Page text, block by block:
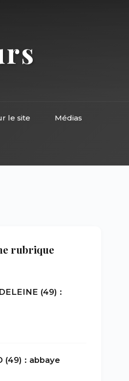
le site Médias
rubrique
(49) :
(49) : abbaye